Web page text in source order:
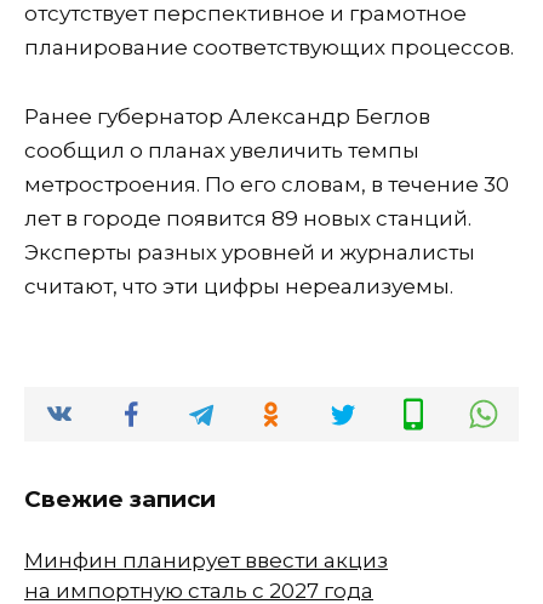
отсутствует перспективное и грамотное
планирование соответствующих процессов.
Ранее губернатор Александр Беглов
сообщил о планах увеличить темпы
метростроения. По его словам, в течение 30
лет в городе появится 89 новых станций.
Эксперты разных уровней и журналисты
считают, что эти цифры нереализуемы.
Свежие записи
Минфин планирует ввести акциз
на импортную сталь с 2027 года